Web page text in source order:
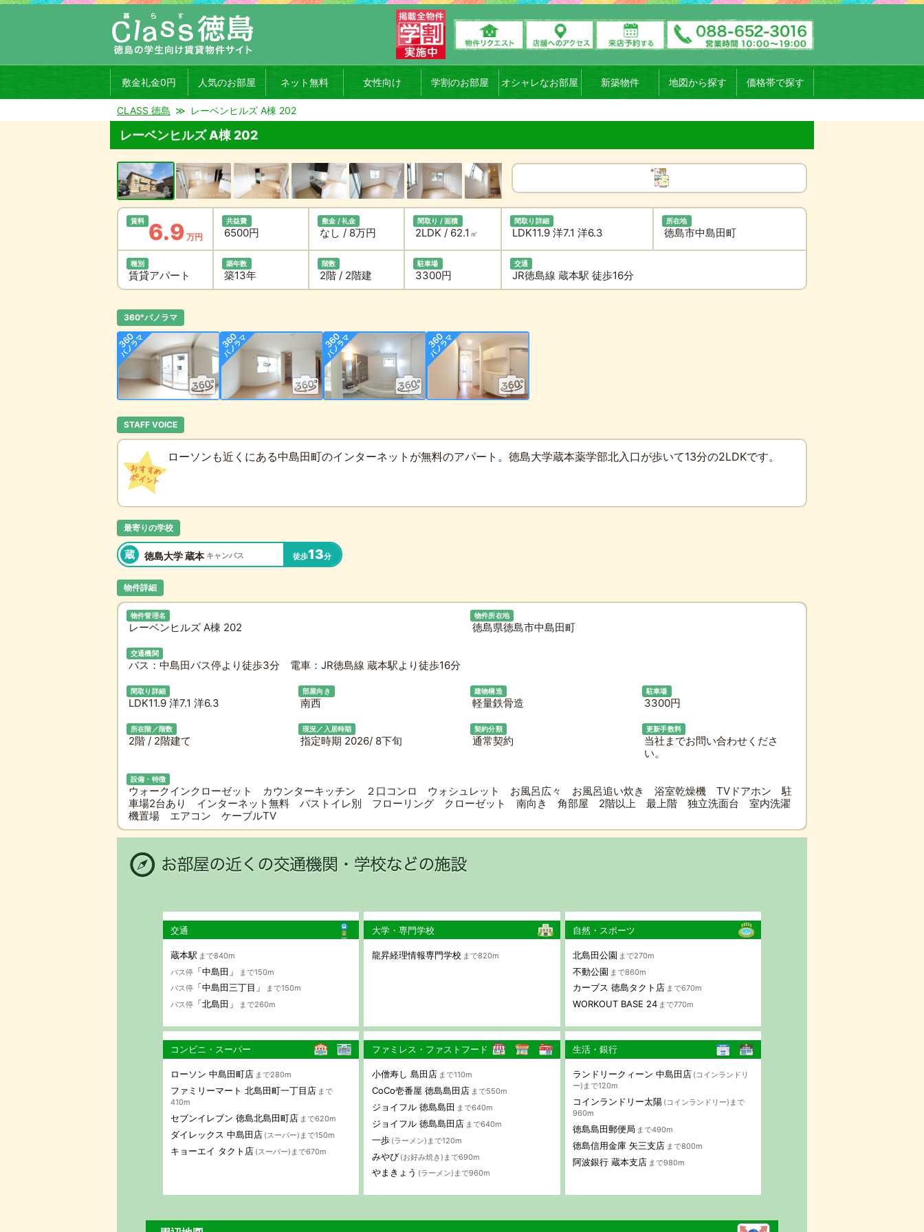
敷金礼金0円 人気のお部屋 ネット無料 女性向け 学割のお部屋 オシャレなお部屋 新築物件 地図から探す 価格帯で探す
CLASS 徳島 レーベンヒルズ A棟 202
レーベンヒルズ A棟 202
賃料 6.9 万円
共益費
6500円
敷金 / 礼金
なし / 8万円
間取り / 面積
2LDK / 62.1 ㎡
間取り詳細
LDK11.9 洋7.1 洋6.3
所在地
徳島市中島田町
種別
賃貸アパート
築年数
築13年
階数
2階 / 2階建
駐車場
3300円
交通
JR徳島線 蔵本駅 徒歩16分
360°パノラマ
STAFF VOICE
ローソンも近くにある中島田町のインターネットが無料のアパート。徳島大学蔵本薬学部北入口が歩いて13分の2LDKです。
最寄りの学校
蔵 徳島大学 蔵本 キャンパス 徒歩13分
物件詳細
物件管理名
レーベンヒルズ A棟 202
物件所在地
徳島県徳島市中島田町
交通機関
バス：中島田バス停より徒歩3分 電車：JR徳島線 蔵本駅より徒歩16分
間取り詳細
LDK11.9 洋7.1 洋6.3
部屋向き
南西
建物構造
軽量鉄骨造
駐車場
3300円
所在階／階数
2階 / 2階建て
現況／入居時期
指定時期 2026/ 8下旬
契約分類
通常契約
更新手数料
当社までお問い合わせくださ
い。
設備・特徴
ウォークインクローゼット カウンターキッチン ２口コンロ ウォシュレット お風呂広々 お風呂追い炊き 浴室乾燥機 TVドアホン 駐
車場2台あり インターネット無料 バストイレ別 フローリング クローゼット 南向き 角部屋 2階以上 最上階 独立洗面台 室内洗濯
機置場 エアコン ケーブルTV
交通
蔵本駅 まで840m
バス停 「中島田」
まで150m
バス停 「中島田三丁目」
まで150m
バス停 「北島田」 まで260m
大学・専門学校
龍昇経理情報専門学校 まで820m
自然・スポーツ
北島田公園 まで270m
不動公園 まで860m
カーブス 徳島タクト店 まで670m
WORKOUT BASE 24 まで770m
コンビニ・スーパー
ローソン 中島田町店 まで280m
ファミリーマート 北島田町一丁目店 まで
410m
セブンイレブン 徳島北島田町店 まで620m
ダイレックス 中島田店 (スーパー)まで150m
キョーエイ タクト店 (スーパー)まで670m
ファミレス・ファストフード
小僧寿し 島田店 まで110m
CoCo壱番屋 徳島島田店 まで550m
ジョイフル 徳島島田 まで640m
ジョイフル 徳島島田店 まで640m
一歩 (ラーメン)まで120m
みやび (お好み焼き)まで690m
やまきょう (ラーメン)まで960m
生活・銀行
ランドリークィーン 中島田店 (コインランドリ
ー)まで120m
コインランドリー太陽 (コインランドリー)まで
960m
徳島島田郵便局 まで490m
徳島信用金庫 矢三支店 まで800m
阿波銀行 蔵本支店 まで980m